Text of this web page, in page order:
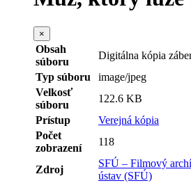
×
Obsah
súboru
Digitálna kópia
Typ súboru
image/jpeg
Velkosť
súboru
122.6 KB
Prístup
Verejná kópia
Počet
zobrazení
118
Zdroj
SFÚ – Filmový
ústav (SFÚ)